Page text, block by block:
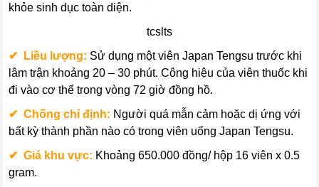
khỏe sinh dục toàn diện.
tcslts
✔ Liều lượng: Sử dụng một viên Japan Tengsu trước khi
lâm trận khoảng 20 – 30 phút. Công hiệu của viên thuốc khi
đi vào cơ thể trong vòng 72 giờ đồng hồ.
✔ Chống chỉ định: Người quá mẫn cảm hoặc dị ứng với
bất kỳ thành phần nào có trong viên uống Japan Tengsu.
✔ Giá khu vực: Khoảng 650.000 đồng/ hộp 16 viên x 0.5
gram.